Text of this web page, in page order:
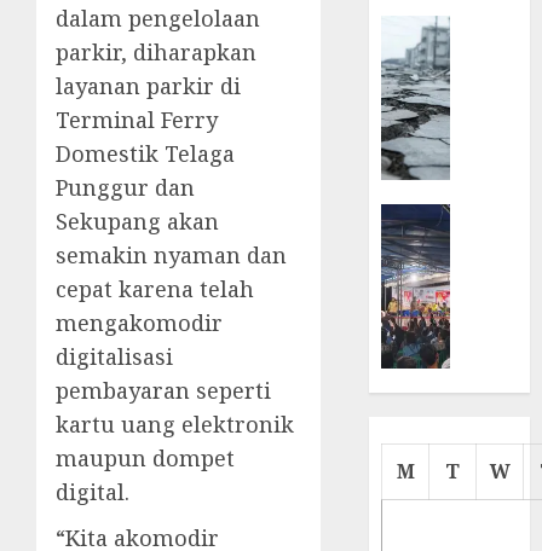
dalam pengelolaan
parkir, diharapkan
layanan parkir di
Terminal Ferry
Domestik Telaga
Punggur dan
Sekupang akan
semakin nyaman dan
cepat karena telah
mengakomodir
digitalisasi
pembayaran seperti
kartu uang elektronik
maupun dompet
digital.
“Kita akomodir
Cermin
M T W